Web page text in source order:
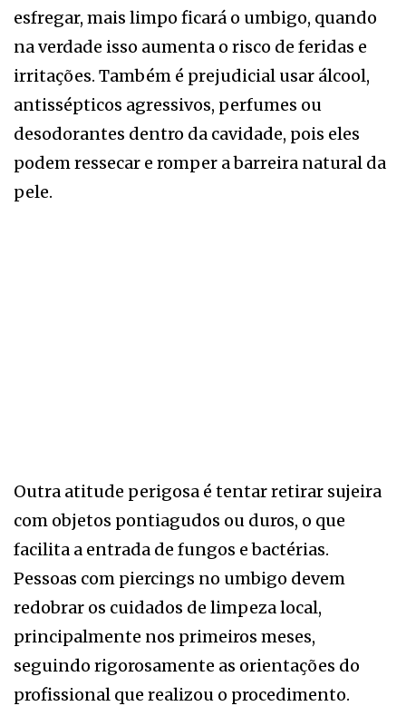
esfregar, mais limpo ficará o umbigo, quando
na verdade isso aumenta o risco de feridas e
irritações. Também é prejudicial usar álcool,
antissépticos agressivos, perfumes ou
desodorantes dentro da cavidade, pois eles
podem ressecar e romper a barreira natural da
pele.
Outra atitude perigosa é tentar retirar sujeira
com objetos pontiagudos ou duros, o que
facilita a entrada de fungos e bactérias.
Pessoas com piercings no umbigo devem
redobrar os cuidados de limpeza local,
principalmente nos primeiros meses,
seguindo rigorosamente as orientações do
profissional que realizou o procedimento.